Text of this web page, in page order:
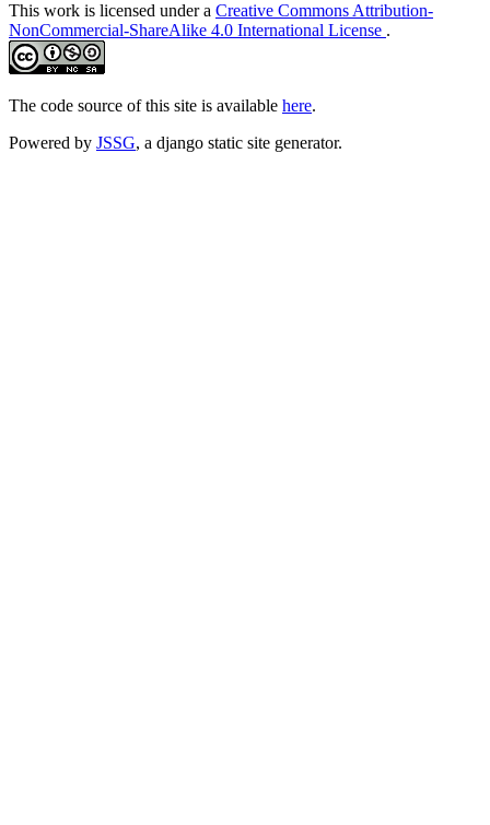
This work is licensed under a Creative Commons Attribution-
NonCommercial-ShareAlike 4.0 International License .
The code source of this site is available here.
Powered by JSSG, a django static site generator.